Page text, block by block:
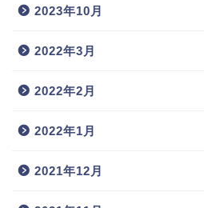
2023年10月
2022年3月
2022年2月
2022年1月
2021年12月